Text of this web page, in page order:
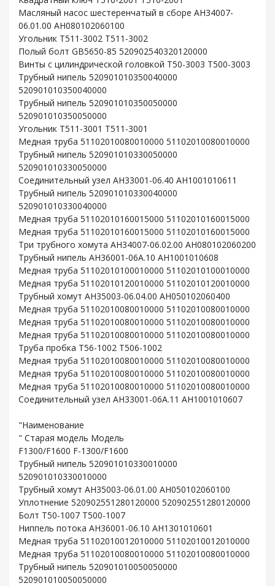
Масляный насос шестеренчатый в сборе AH34007-
06.01.00 AH080102060100
Угольник T511-3002 T511-3002
Полый болт GB5650-85 520902540320120000
Винты с цилиндрической головкой T50-3003 T500-3003
Трубный нипель 520901010350040000
520901010350040000
Трубный нипель 520901010350050000
520901010350050000
Угольник T511-3001 T511-3001
Медная труба 51102010080010000 51102010080010000
Трубный нипель 520901010330050000
520901010330050000
Соединительный узел AH33001-06.40 AH1001010611
Трубный нипель 520901010330040000
520901010330040000
Медная труба 51102010160015000 51102010160015000
Медная труба 51102010160015000 51102010160015000
Три трубного хомута AH34007-06.02.00 AH080102060200
Трубный нипель AH36001-06A.10 AH1001010608
Медная труба 51102010100010000 51102010100010000
Медная труба 51102010120010000 51102010120010000
Трубный хомут AH35003-06.04.00 AH050102060400
Медная труба 51102010080010000 51102010080010000
Медная труба 51102010080010000 51102010080010000
Медная труба 51102010080010000 51102010080010000
Труба пробка T56-1002 T506-1002
Медная труба 51102010080010000 51102010080010000
Медная труба 51102010080010000 51102010080010000
Медная труба 51102010080010000 51102010080010000
Соединительный узел AH33001-06A.11 AH1001010607
"Наименование
" Старая модель Модель
F1300/F1600 F-1300/F1600
Трубный нипель 520901010330010000
520901010330010000
Трубный хомут AH35003-06.01.00 AH050102060100
Уплотнение 520902551280120000 520902551280120000
Болт T50-1007 T500-1007
Ниппель потока AH36001-06.10 AH1301010601
Медная труба 51102010012010000 51102010012010000
Медная труба 51102010080010000 51102010080010000
Трубный нипель 520901010050050000
520901010050050000